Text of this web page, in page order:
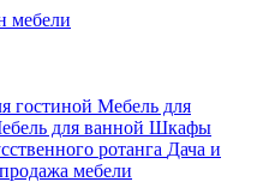
мебели
гостиной Мебель для
для ванной Шкафы
ротанга Дача и
мебели